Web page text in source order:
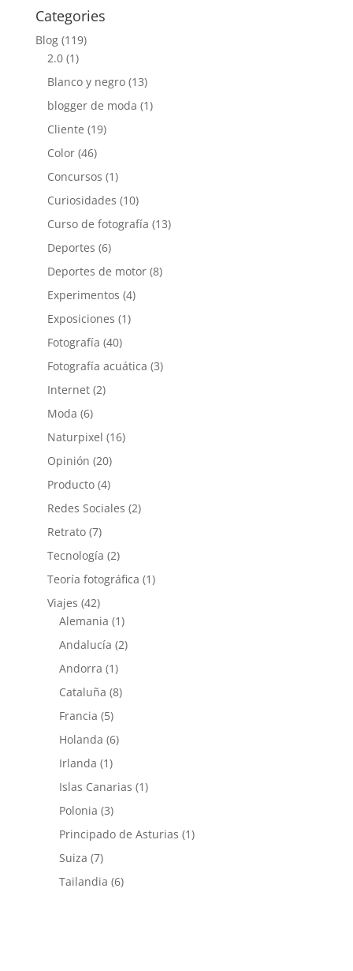
Categories
Blog(119)
2.0(1)
Blanco y negro(13)
blogger de moda (1)
Cliente (19)
Color(46)
Concursos (1)
Curiosidades (10)
Curso de fotografía (13)
Deportes (6)
Deportes de motor(8)
Experimentos (4)
Exposiciones (1)
Fotografía (40)
Fotografía acuática (3)
Internet(2)
Moda (6)
Naturpixel (16)
Opinión (20)
Producto(4)
Redes Sociales (2)
Retrato(7)
Tecnología (2)
Teoría fotográfica (1)
Viajes (42)
Alemania (1)
Andalucía (2)
Andorra (1)
Cataluña (8)
Francia (5)
Holanda (6)
Irlanda (1)
Islas Canarias (1)
Polonia (3)
Principado de Asturias (1)
Suiza (7)
Tailandia (6)